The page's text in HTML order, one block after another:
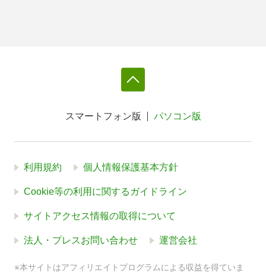
スマートフォン版 パソコン版
利用規約 個人情報保護基本方針
Cookie等の利用に関するガイドライン
サイトアクセス情報の取得について
法人・プレスお問い合わせ 運営会社
※本サイトはアフィリエイトプログラムによる収益を得ていま